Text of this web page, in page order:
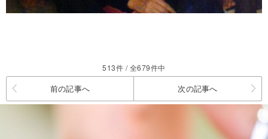
513件 / 全679件中
前の記事へ 次の記事へ